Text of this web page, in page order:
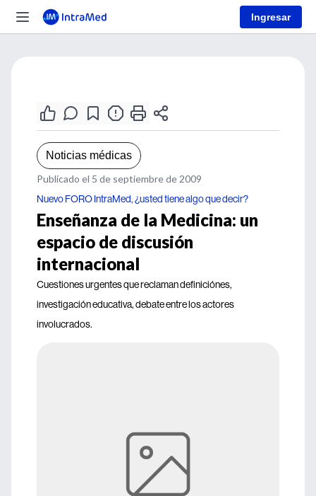
Ingresar
Noticias médicas
Publicado el 5 de septiembre de 2009
Nuevo FORO IntraMed, ¿usted tiene algo que decir?
Enseñanza de la Medicina: un
espacio de discusión
internacional
Cuestiones urgentes que reclaman definiciónes,
investigación educativa, debate entre los actores
involucrados.